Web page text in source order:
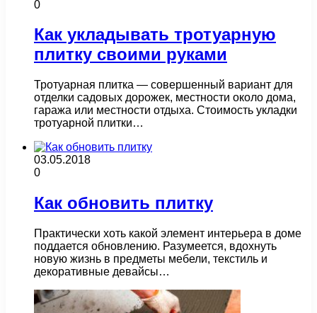
0
Как укладывать тротуарную
плитку своими руками
Тротуарная плитка — совершенный вариант для
отделки садовых дорожек, местности около дома,
гаража или местности отдыха. Стоимость укладки
тротуарной плитки…
03.05.2018
0
Как обновить плитку
Практически хоть какой элемент интерьера в доме
поддается обновлению. Разумеется, вдохнуть
новую жизнь в предметы мебели, текстиль и
декоративные девайсы…